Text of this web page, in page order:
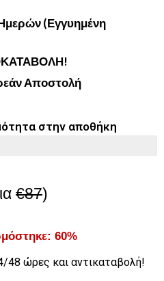
(Εγγυημένη
Αποστολή
στην αποθήκη
€87)
60%
ώρες και αντικαταβολή!